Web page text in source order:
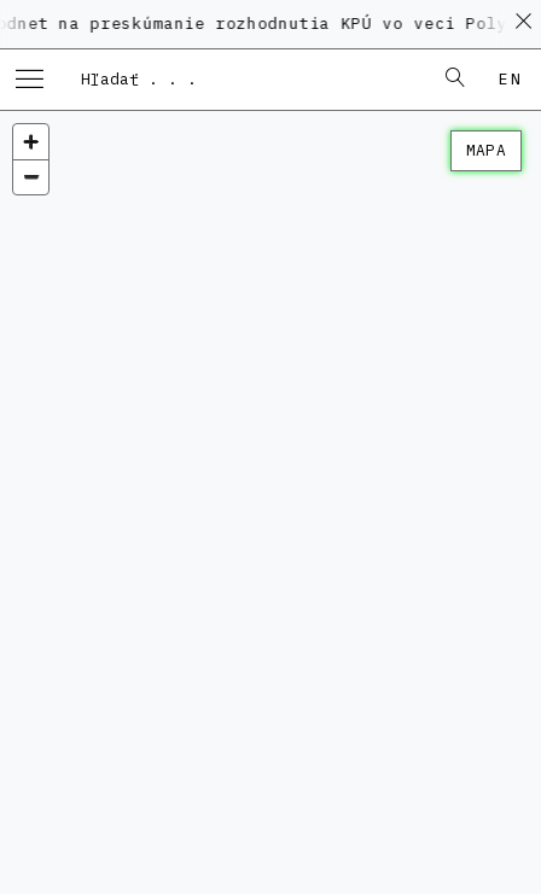
preskúmanie rozhodnutia KPÚ vo veci Polyfunkčného
EN
MAPA